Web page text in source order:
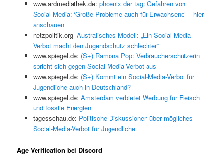
www.ardmediathek.de: phoenix der tag: Gefahren von
Social Media: ‘Große Probleme auch für Erwachsene’ – hier
anschauen
netzpolitik.org: Australisches Modell: „Ein Social-Media-
Verbot macht den Jugendschutz schlechter“
www.spiegel.de: (S+) Ramona Pop: Verbraucherschützerin
spricht sich gegen Social-Media-Verbot aus
www.spiegel.de: (S+) Kommt ein Social-Media-Verbot für
Jugendliche auch in Deutschland?
www.spiegel.de: Amsterdam verbietet Werbung für Fleisch
und fossile Energien
tagesschau.de: Politische Diskussionen über mögliches
Social-Media-Verbot für Jugendliche
Age Verification bei Discord